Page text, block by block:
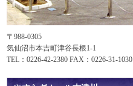
〒988-0305
気仙沼市本吉町津谷長根1-1
TEL：0226-42-2380 FAX：0226-31-1030